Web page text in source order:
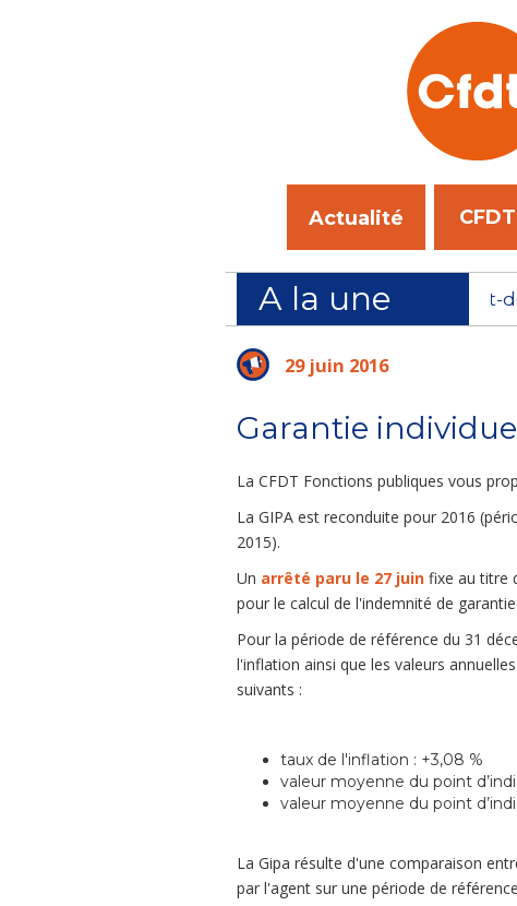
Actualité
A la une
au SPIP de Fort-de-France : la sécurité des CPIP
29 juin 2016
Garantie
La CFDT Fonctions publiques vous
La GIPA est reconduite pour 2016
2015).
Un arrêté paru le 27 juin fixe au titre
pour le calcul de l'indemnité de
Pour la période de référence du 31
l'inflation ainsi que les valeurs
suivants :
taux de l'inflation : +3,08 %
valeur moyenne du point
valeur moyenne du point
La Gipa résulte d'une comparaison
par l'agent sur une période de